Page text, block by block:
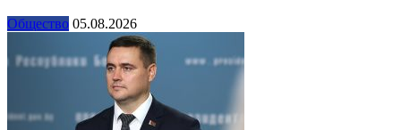
Общество 05.08.2026